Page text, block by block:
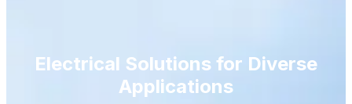
Electrical Solutions for Diverse
Applications